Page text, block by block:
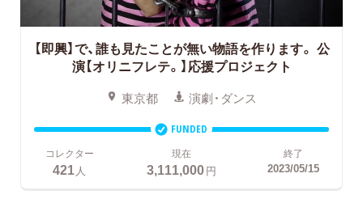
【即興】で、誰も見たことが無い物語を作ります。 公
演【オリニフレテ。】応援プロジェクト
東京都 演劇・ダンス
FUNDED
コレクター
421 人
現在
3,111,000円
終了
2023/05/15